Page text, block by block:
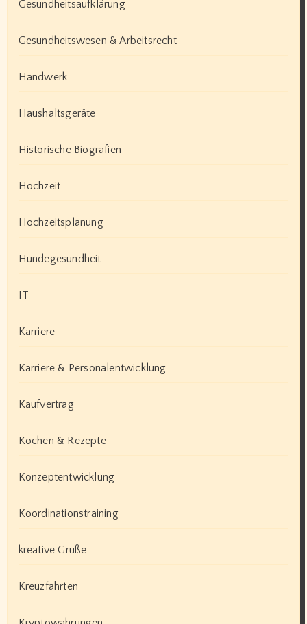
Gesundheitsaufklärung
Gesundheitswesen & Arbeitsrecht
Handwerk
Haushaltsgeräte
Historische Biografien
Hochzeit
Hochzeitsplanung
Hundegesundheit
IT
Karriere
Karriere & Personalentwicklung
Kaufvertrag
Kochen & Rezepte
Konzeptentwicklung
Koordinationstraining
kreative Grüße
Kreuzfahrten